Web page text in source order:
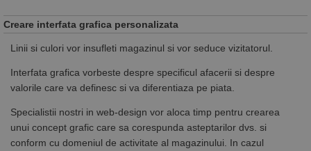
Creare interfata grafica personalizata
Linii si culori vor insufleti magazinul si vor seduce vizitatorul.
Interfata grafica vorbeste despre specificul afacerii si despre
valorile care va definesc si va diferentiaza pe piata.
Specialistii nostri in web-design vor aloca timp pentru crearea
unui concept grafic care sa corespunda asteptarilor dvs. si
conform cu domeniul de activitate al magazinului. In cazul